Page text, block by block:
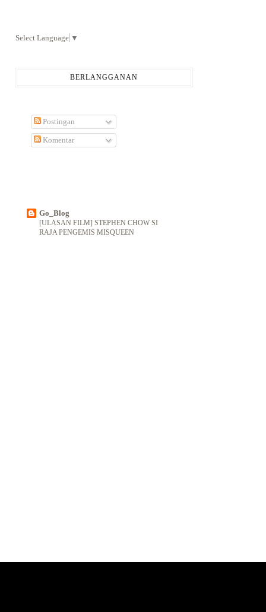
Select Language ▼
BERLANGGANAN
Postingan
Komentar
Go_Blog
[ULASAN FILM] STEPHEN CHOW SI
RAJA PENGEMIS MISQUEEN